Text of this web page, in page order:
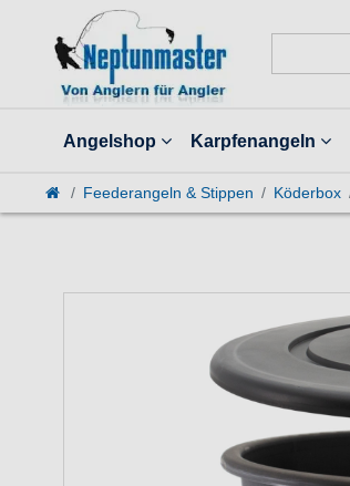
Angelshop Karpfenangeln
Feederangeln & Stippen Köderbox